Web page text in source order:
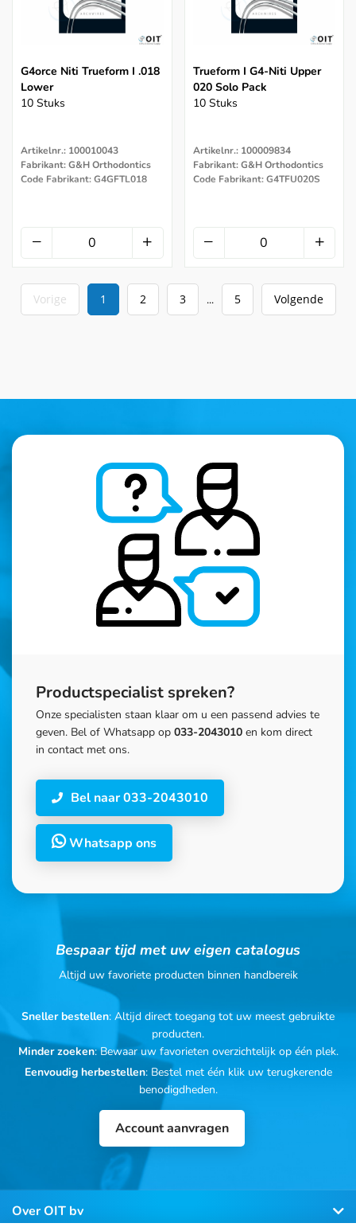
G4orce Niti Trueform I .018
Lower
10 Stuks
Artikelnr.: 100010043
Fabrikant: G&H Orthodontics
Code Fabrikant: G4GFTL018
Trueform I G4-Niti Upper
020 Solo Pack
10 Stuks
Artikelnr.: 100009834
Fabrikant: G&H Orthodontics
Code Fabrikant: G4TFU020S
Vorige 1 2 3 ... 5 Volgende
Productspecialist spreken?
Onze specialisten staan klaar om u een passend advies te
geven. Bel of Whatsapp op 033-2043010 en kom direct
in contact met ons.
Bel naar 033-2043010
Whatsapp ons
Bespaar tijd met uw eigen catalogus
Altijd uw favoriete producten binnen handbereik
Sneller bestellen: Altijd direct toegang tot uw meest gebruikte
producten.
Minder zoeken: Bewaar uw favorieten overzichtelijk op één plek.
Eenvoudig herbestellen: Bestel met één klik uw terugkerende
benodigdheden.
Account aanvragen
Over OIT bv